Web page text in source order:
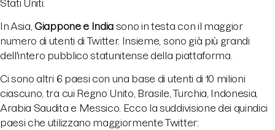
Stati Uniti.
In Asia,Giappone e India sono in testa con il maggior
numero di utenti di Twitter. Insieme, sono già più grandi
dell'intero pubblico statunitense della piattaforma.
Ci sono altri 6 paesi con una base di utenti di 10 milioni
ciascuno, tra cui Regno Unito, Brasile, Turchia, Indonesia,
Arabia Saudita e Messico. Ecco la suddivisione dei quindici
paesi che utilizzano maggiormente Twitter: